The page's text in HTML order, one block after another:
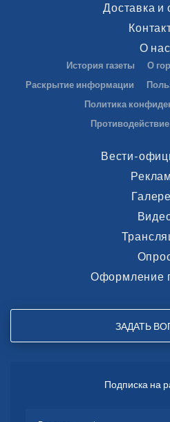
Доставка и
О нас
История газеты О
Раскрытие информации
Политика
Вести-
Оформление
ЗАДАТЬ
Подписка на